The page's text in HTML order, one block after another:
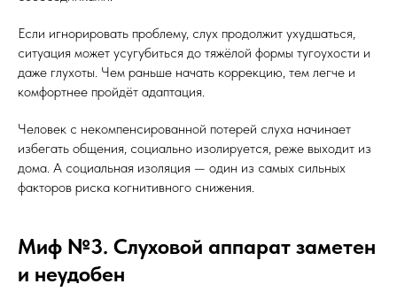
Если игнорировать проблему, слух продолжит ухудшаться,
ситуация может усугубиться до тяжёлой формы тугоухости и
даже глухоты. Чем раньше начать коррекцию, тем легче и
комфортнее пройдёт адаптация.
Человек с некомпенсированной потерей слуха начинает
избегать общения, социально изолируется, реже выходит из
дома. А социальная изоляция — один из самых сильных
факторов риска когнитивного снижения.
Миф №3. Слуховой аппарат заметен
и неудобен